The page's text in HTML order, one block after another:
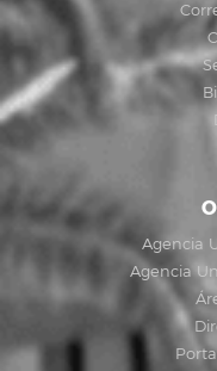
Agencia
Agencia